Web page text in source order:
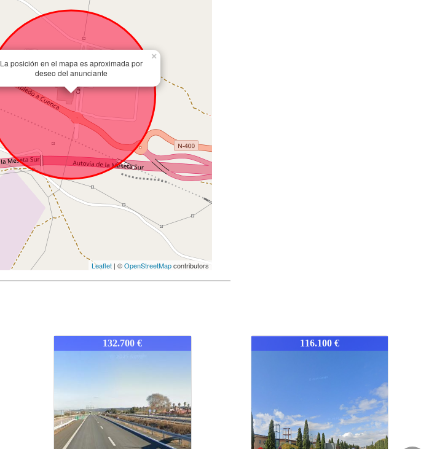
La posición en el mapa es aproximada por
deseo del anunciante
×
Leaflet | ©OpenStreetMapcontributors
1559-TONOBVILL
116.100 € 1559-TONOBVILL
116.000 €